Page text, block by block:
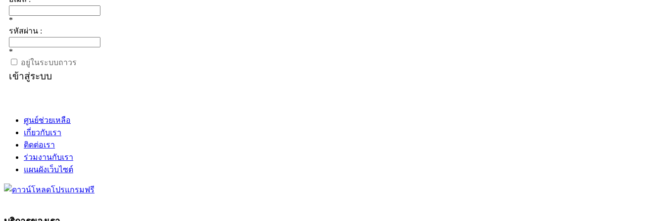
*
รหัสผ่าน :
*
อยู่ในระบบถาวร
เข้าสู่ระบบ
ศูนย์ช่วยเหลือ
เกี่ยวกับเรา
ติดต่อเรา
ร่วมงานกับเรา
แผนผังเว็บไซต์